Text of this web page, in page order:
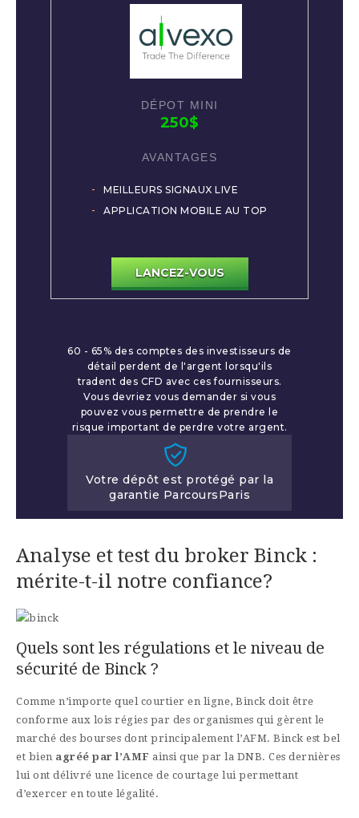
250$
MEILLEURS SIGNAUX LIVE
APPLICATION MOBILE AU TOP
LANCEZ-VOUS
60 - 65% des comptes des investisseurs de
détail perdent de l'argent lorsqu'ils
tradent des CFD avec ces fournisseurs.
Vous devriez vous demander si vous
pouvez vous permettre de prendre le
risque important de perdre votre argent.
Votre dépôt est protégé par la
garantie ParcoursParis
Analyse et test du broker Binck :
mérite-t-il notre confiance?
binck
Quels sont les régulations et le niveau de
sécurité de Binck ?
Comme n’importe quel courtier en ligne, Binck doit être
conforme aux lois régies par des organismes qui gèrent le
marché des bourses dont principalement l’AFM. Binck est bel
et bien agréé par l’AMF ainsi que par la DNB. Ces dernières
lui ont délivré une licence de courtage lui permettant
d’exercer en toute légalité.